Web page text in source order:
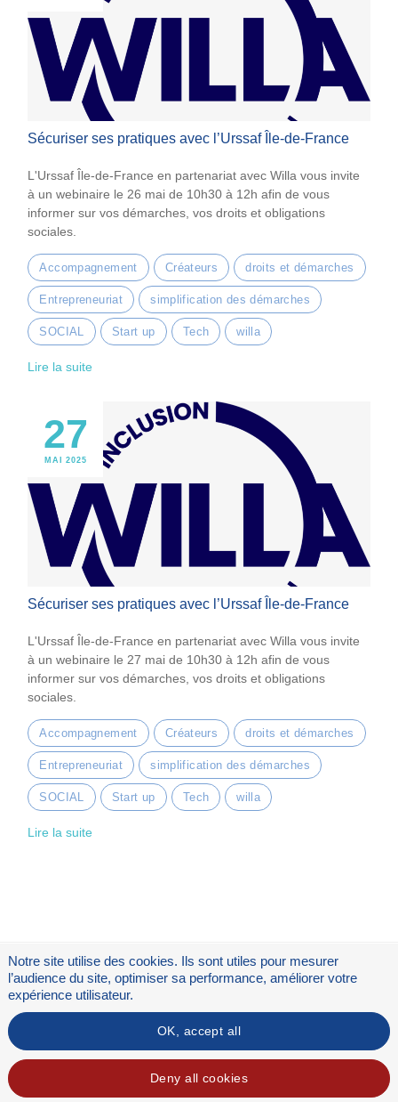
Sécuriser ses pratiques avec l’Urssaf Île-de-France
L'Urssaf Île-de-France en partenariat avec Willa vous invite
à un webinaire le 26 mai de 10h30 à 12h afin de vous
informer sur vos démarches, vos droits et obligations
sociales.
Accompagnement Créateurs droits et démarches
Entrepreneuriat simplification des démarches
SOCIAL Start up Tech willa
Lire la suite
27
MAI 2025
Sécuriser ses pratiques avec l’Urssaf Île-de-France
L'Urssaf Île-de-France en partenariat avec Willa vous invite
à un webinaire le 27 mai de 10h30 à 12h afin de vous
informer sur vos démarches, vos droits et obligations
sociales.
Accompagnement Créateurs droits et démarches
Entrepreneuriat simplification des démarches
SOCIAL Start up Tech willa
Lire la suite
Flux RSS
Notre site utilise des cookies. Ils sont utiles pour mesurer
l’audience du site, optimiser sa performance, améliorer votre
expérience utilisateur.
OK, accept all
Deny all cookies